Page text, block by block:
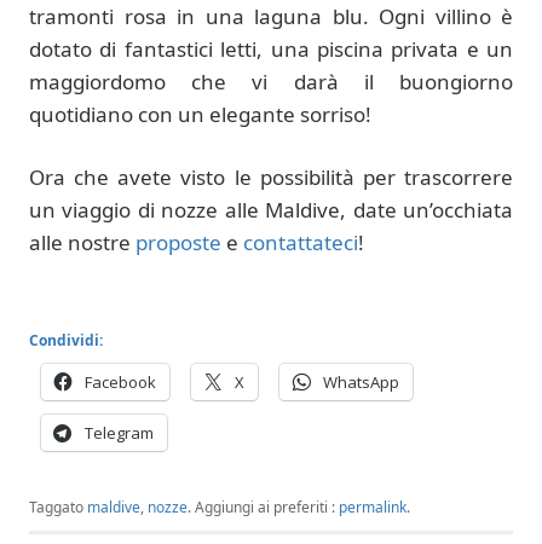
tramonti rosa in una laguna blu. Ogni villino è
dotato di fantastici letti, una piscina privata e un
maggiordomo che vi darà il buongiorno
quotidiano con un elegante sorriso!
Ora che avete visto le possibilità per trascorrere
un viaggio di nozze alle Maldive, date un’occhiata
alle nostre proposte e contattateci!
Condividi:
Facebook X WhatsApp
Telegram
Taggato maldive, nozze.Aggiungi ai preferiti : permalink.